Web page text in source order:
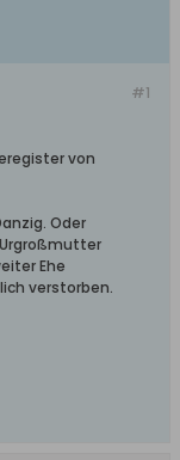
#1
von
Oder
Ehe
verstorben.